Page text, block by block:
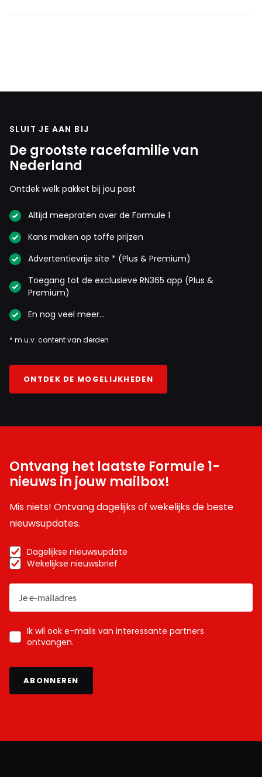
SLUIT JE AAN BIJ
De grootste racefamilie van
Nederland
Ontdek welk pakket bij jou past
Altijd meepraten over de Formule 1
Kans maken op toffe prijzen
Advertentievrije site * (Plus & Premium)
Toegang tot de exclusieve RN365 app (Plus &
Premium)
En nog veel meer…
* m.u.v. content van derden
ONTDEK DE MOGELIJKHEDEN
Ontvang het laatste Formule 1-
nieuws in jouw mailbox!
Mis niets! Ontvang dagelijks of wekelijks de beste
nieuwsupdates.
Dagelijkse nieuwsupdate
Wekelijkse nieuwsbrief
Ik wil ook e-mails van interessante partners
ontvangen.
ABONNEREN